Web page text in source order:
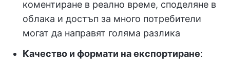
коментиране в реално време, споделяне в
облака и достъп за много потребители
могат да направят голяма разлика
Качество и формати на експортиране: